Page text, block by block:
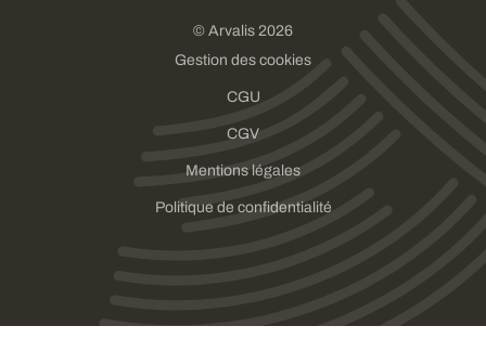
© Arvalis 2026
Gestion des cookies
CGU
CGV
Mentions légales
Politique de confidentialité